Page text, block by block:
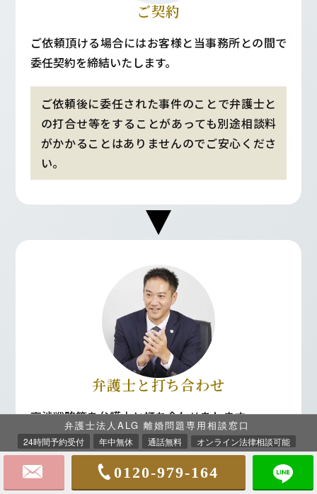
ご契約
ご依頼頂ける場合にはお客様と当事務所との間で
委任契約を締結いたします。
ご依頼後に委任された事件のことで弁護士と
の打合せ等をすることがあっても別途相談料
がかかることはありませんのでご安心くださ
い。
弁護士と打ち合わせ
交渉戦略等を弁護士と打ち合わせをします。
これまでの生活状況等もお聞きし、ご依頼者様の
利益を最大化できるように戦略を練ります。
弁護士法人ALG 離婚問題専用相談窓口
24時間予約受付 年中無休 通話無料 オンライン法律相談可能
0120-979-164